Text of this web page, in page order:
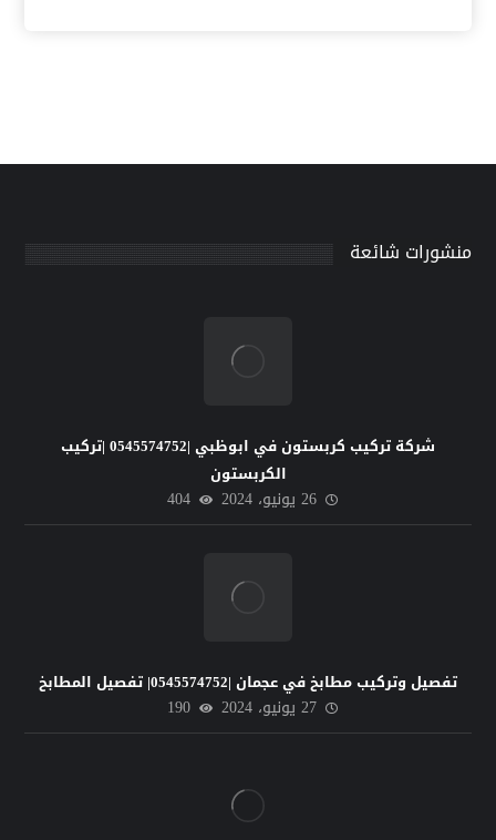
منشورات شائعة
شركة تركيب كربستون في ابوظبي |0545574752 |تركيب
الكربستون
26 يونيو، 2024 404
تفصيل وتركيب مطابخ في عجمان |0545574752| تفصيل المطابخ
27 يونيو، 2024 190